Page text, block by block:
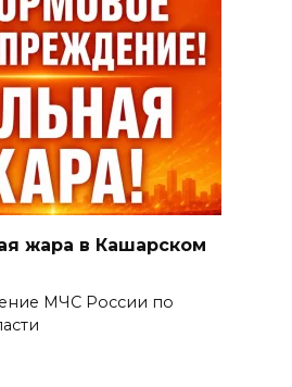
жара в Кашарском
МЧС России по